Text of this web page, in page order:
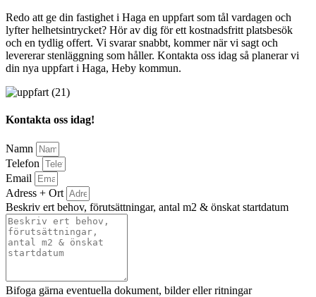
Redo att ge din fastighet i Haga en uppfart som tål vardagen och
lyfter helhetsintrycket? Hör av dig för ett kostnadsfritt platsbesök
och en tydlig offert. Vi svarar snabbt, kommer när vi sagt och
levererar stenläggning som håller. Kontakta oss idag så planerar vi
din nya uppfart i Haga, Heby kommun.
Kontakta oss idag!
Namn
Telefon
Email
Adress + Ort
Beskriv ert behov, förutsättningar, antal m2 & önskat startdatum
Bifoga gärna eventuella dokument, bilder eller ritningar